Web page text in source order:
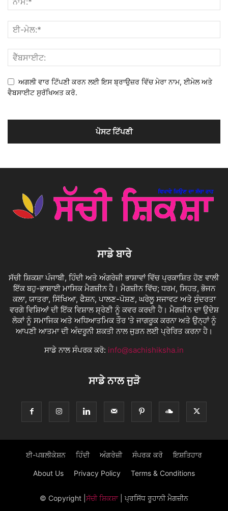
ਅਗਲੀ ਵਾਰ ਟਿੱਪਣੀ ਕਰਨ ਲਈ ਇਸ ਬ੍ਰਾਉਜ਼ਰ ਵਿੱਚ ਮੇਰਾ ਨਾਮ, ਈਮੇਲ ਅਤੇ
ਵੈਬਸਾਈਟ ਸੁਰੱਖਿਅਤ ਕਰੋ.
ਸਾਡੇ ਬਾਰੇ
ਸੱਚੀ ਸ਼ਿਕਸ਼ਾ ਪੰਜਾਬੀ, ਹਿੰਦੀ ਅਤੇ ਅੰਗਰੇਜ਼ੀ ਭਾਸ਼ਾਵਾਂ ਵਿੱਚ ਪ੍ਰਕਾਸ਼ਿਤ ਹੋਣ ਵਾਲੀ
ਇੱਕ ਬਹੁ-ਭਾਸ਼ਾਈ ਮਾਸਿਕ ਮੈਗਜ਼ੀਨ ਹੈ। ਮੈਗਜ਼ੀਨ ਵਿੱਚ; ਧਰਮ, ਸਿਹਤ, ਭੋਜਨ
ਕਲਾ, ਯਾਤਰਾ, ਸਿੱਖਿਆ, ਫੈਸ਼ਨ, ਪਾਲਣ-ਪੋਸ਼ਣ, ਘਰੇਲੂ ਸਜਾਵਟ ਅਤੇ ਸੁੰਦਰਤਾ
ਵਰਗੇ ਵਿਸ਼ਿਆਂ ਦੀ ਇੱਕ ਵਿਸ਼ਾਲ ਸ਼੍ਰੇਣੀ ਨੂੰ ਕਵਰ ਕਰਦੀ ਹੈ। ਮੈਗਜ਼ੀਨ ਦਾ ਉਦੇਸ਼
ਲੋਕਾਂ ਨੂੰ ਸਮਾਜਿਕ ਅਤੇ ਅਧਿਆਤਮਿਕ ਤੌਰ 'ਤੇ ਜਾਗਰੂਕ ਕਰਨਾ ਅਤੇ ਉਨ੍ਹਾਂ ਨੂੰ
ਆਪਣੀ ਆਤਮਾ ਦੀ ਅੰਦਰੂਨੀ ਸ਼ਕਤੀ ਨਾਲ ਜੁੜਨ ਲਈ ਪ੍ਰੇਰਿਤ ਕਰਨਾ ਹੈ।
ਸਾਡੇ ਨਾਲ ਸੰਪਰਕ ਕਰੋ: info@sachishiksha.in
ਸਾਡੇ ਨਾਲ ਜੁੜੋ
ਈ-ਪਬਲੀਕੇਸ਼ਨ ਹਿੰਦੀ ਅੰਗਰੇਜ਼ੀ ਸੰਪਰਕ ਕਰੋ ਇਸ਼ਤਿਹਾਰ
About Us Privacy Policy Terms & Conditions
© Copyright ਸੱਚੀ ਸ਼ਿਕਸ਼ਾ| ਪ੍ਰਸਿੱਧ ਰੂਹਾਨੀ ਮੈਗਜ਼ੀਨ